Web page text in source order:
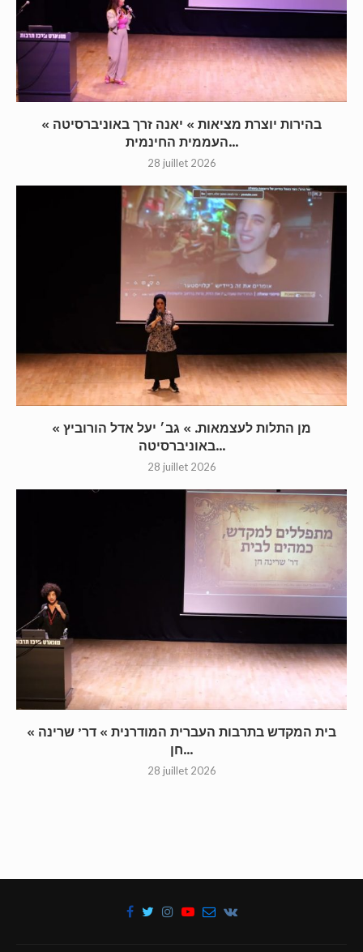
« בהירות יוצרת מציאות » יאנה זרך באוניברסיטה
העממית החינמית...
28 juillet 2026
« מן התלות לעצמאות. » גב׳ יעל אדל הורוביץ
באוניברסיטה...
28 juillet 2026
« בית המקדש בתרבות העברית המודרנית » דר’ שרינה
חן...
28 juillet 2026